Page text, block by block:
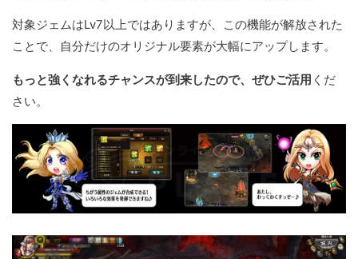
対象ジェムはLv7以上ではありますが、この機能が解放された
ことで、自分だけのオリジナル要素が大幅にアップします。
もっと強くなれるチャンスが到来したので、ぜひご活用 くだ
さい。